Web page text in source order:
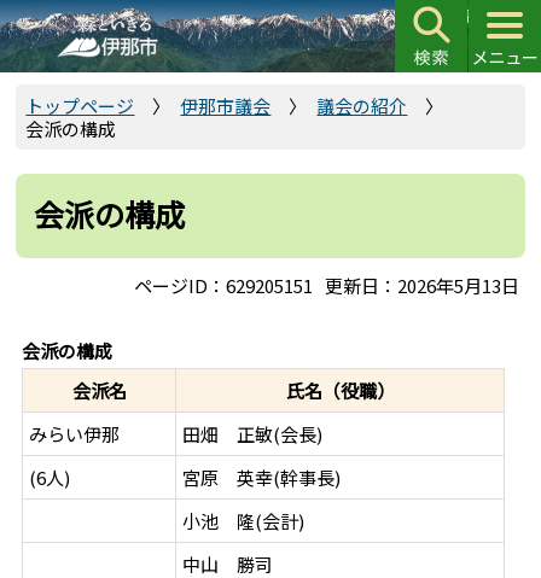
こ
の
ペ
で
トップページ 伊那市議会
議会の紹介
会派の構成
会派の構成
ページID：629205151 更新日：2026年5月13日
会派の構成
会派名
氏名（役職）
みらい伊那
田畑 正敏(会長)
(6人)
宮原 英幸(幹事長)
小池 隆(会計)
中山 勝司